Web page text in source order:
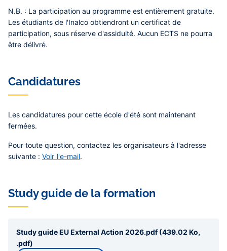
N.B. : La participation au programme est entièrement gratuite.
Les étudiants de l'Inalco obtiendront un certificat de
participation, sous réserve d'assiduité. Aucun ECTS ne pourra
être délivré.
Candidatures
Les candidatures pour cette école d'été sont maintenant
fermées.
Pour toute question, contactez les organisateurs à l'adresse
suivante : Voir l'e-mail.
Study guide de la formation
Study guide EU External Action 2026.pdf (439.02 Ko,
.pdf)